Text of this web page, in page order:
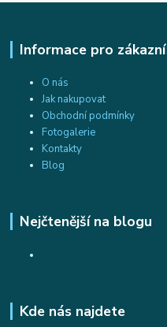
Informace pro
O nás
Jak nakupovat
Obchodní podmínky
Fotogalerie
Kontakty
Blog
Nejčtenější na blogu
Kde nás najdete